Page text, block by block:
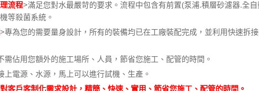
流程>滿足您對水最嚴苛的要求。流程中包含有前置(泵浦.積層砂濾器.全
等殺菌系統。
>專為您的需要量身設計，所有的裝備均已在工廠裝配完成，並利用快速拆
需佔用您額外的施工場所、人員，節省您施工、配管的時間。
上電源、水源，馬上可以進行試機、生產。
客戶客制化需求設計，精簡、快速、實用、節省您施工、配管的時間。